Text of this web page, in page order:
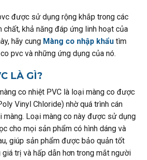
được sử dụng rộng khắp trong các
chất, khả năng đáp ứng linh hoạt của
hãy cung Màng co nhập khẩu tìm
pvc và những ứng dụng của nó.
LÀ GÌ?
co nhiệt PVC là loại màng co được
Vinyl Chloride) nhờ quá trình cán
màng. Loại màng co này được sử dụng
cho mọi sản phẩm có hình dáng và
giúp sản phẩm được bảo quản tốt
giá trị và hấp dẫn hơn trong mắt người